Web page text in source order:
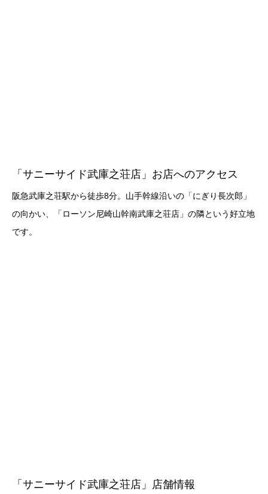
「サニーサイド武庫之荘店」お店へのアクセス
阪急武庫之荘駅から徒歩8分。山手幹線沿いの「にぎり長次郎」
の向かい、「ローソン尼崎山幹南武庫之荘店」の隣という好立地
です。
「サニーサイド武庫之荘店」店舗情報